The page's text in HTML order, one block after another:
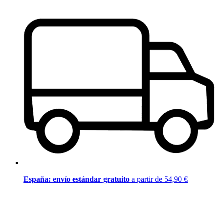
España: envío estándar gratuito a partir de 54,90 €